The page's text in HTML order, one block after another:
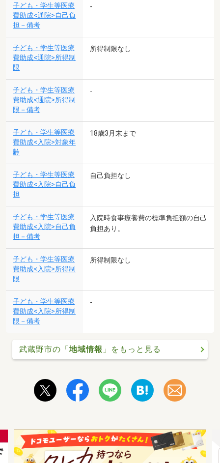
子ども・学生等医療
費助成<通院>自己負
担－備考
-
子ども・学生等医療
費助成<通院>所得制
限
所得制限なし
子ども・学生等医療
費助成<通院>所得制
限－備考
-
子ども・学生等医療
費助成<入院>対象年
齢
18歳3月末まで
子ども・学生等医療
費助成<入院>自己負
担
自己負担なし
子ども・学生等医療
費助成<入院>自己負
担－備考
入院時食事療養費の標準負担額の自己
負担あり。
子ども・学生等医療
費助成<入院>所得制
限
所得制限なし
子ども・学生等医療
費助成<入院>所得制
限－備考
-
武蔵野市の「地域情報 」をもっと見る